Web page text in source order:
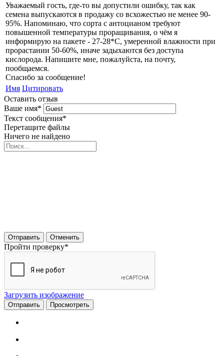
Уважаемый гость, где-то вы допустили ошибку, так как
семена выпускаются в продажу со всхожестью не менее 90-
95%. Напоминаю, что сорта с антоцианом требуют
повышенной температуры проращивания, о чём я
информирую на пакете - 27-28*С, умеренной влажности при
прорастании 50-60%, иначе задыхаются без доступа
кислорода. Напишите мне, пожалуйста, на почту,
пообщаемся.
Спасибо за сообщение!
Имя Цитировать
Оставить отзыв
Ваше имя*
Текст сообщения*
Перетащите файлы
Ничего не найдено
Отправить Отменить
Пройти проверку*
Загрузить изображение